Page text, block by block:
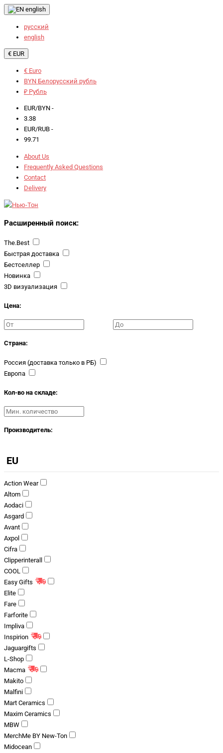
english
русский
english
€ EUR
€ Euro
BYN Белорусский рубль
₽ Рубль
EUR/BYN -
3.38
EUR/RUB -
99.71
About Us
Frequently Asked Questions
Contact
Delivery
Расширенный поиск:
The.Best
Быстрая доставка
Бестселлер
Новинка
3D визуализация
Цена:
Страна:
Россия (доставка только в РБ)
Европа
Кол-во на складе:
Производитель:
EU
Action Wear
Altom
Aodaci
Asgard
Avant
Axpol
Cifra
Clipperinterall
COOL
Easy Gifts
Elite
Fare
Farforite
Impliva
Inspirion
Jaguargifts
L-Shop
Macma
Makito
Malfini
Mart Ceramics
Maxim Ceramics
MBW
MerchMe BY New-Ton
Midocean